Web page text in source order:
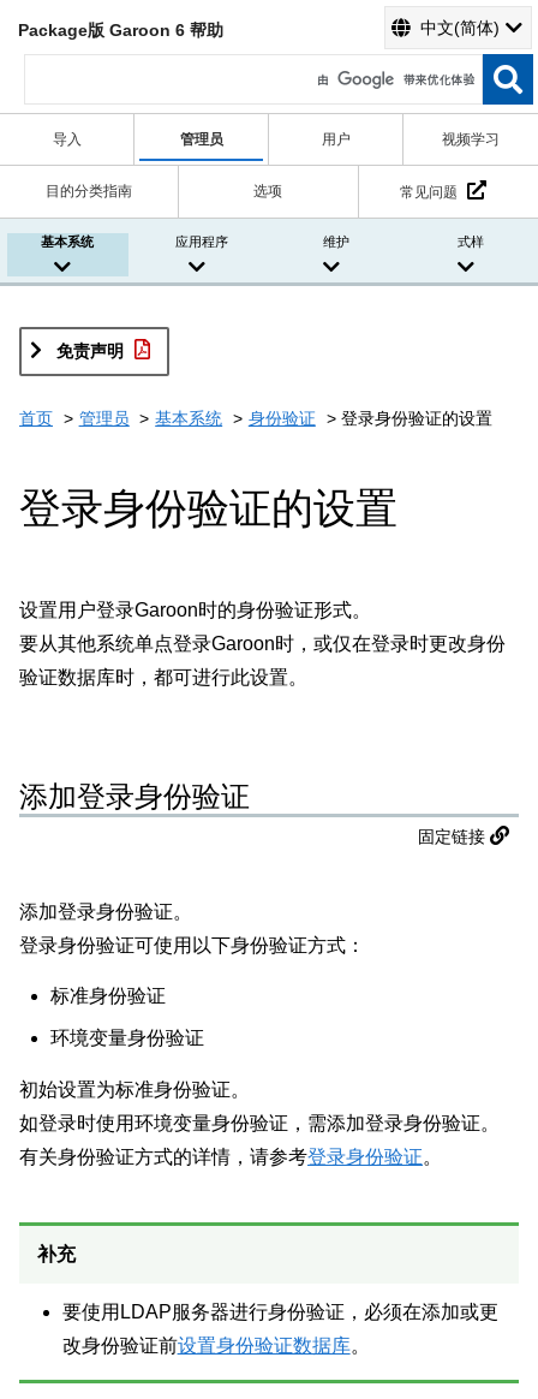
Package版 Garoon 6 帮助 中文(简体)
导入 管理员 用户 视频学习
目的分类指南 选项 常见问题
基本系统 应用程序 维护 式样
免责声明
首页 管理员 基本系统 身份验证 登录身份验证的设置
登录身份验证的设置
设置用户登录Garoon时的身份验证形式。
要从其他系统单点登录Garoon时，或仅在登录时更改身份
验证数据库时，都可进行此设置。
添加登录身份验证
固定链接
添加登录身份验证。
登录身份验证可使用以下身份验证方式：
标准身份验证
环境变量身份验证
初始设置为标准身份验证。
如登录时使用环境变量身份验证，需添加登录身份验证。
有关身份验证方式的详情，请参考登录身份验证。
补充
要使用LDAP服务器进行身份验证，必须在添加或更
改身份验证前设置身份验证数据库。